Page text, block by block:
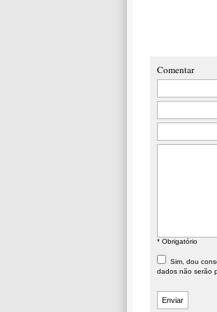
Comentar
* Obrigatório
Sim, dou
dados não serão